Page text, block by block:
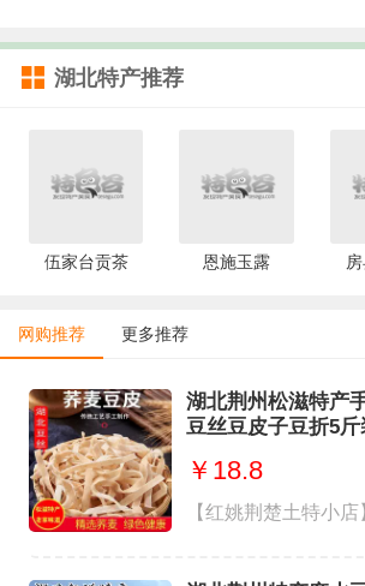
湖北特产推荐
伍家台贡茶 恩施玉露
网购推荐 更多推荐
湖北荆州松滋特产
豆丝豆皮子豆折5
￥18.8
【红姚荆楚土特小店